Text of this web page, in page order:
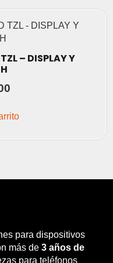
– DISPLAY Y
para dispositivos
más de 3 años de
para teléfonos